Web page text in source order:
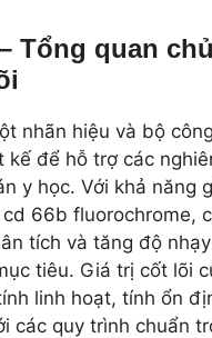
Tổng quan
nhãn hiệu và bộ
kế để hỗ trợ các
y học. Với khả năng
66b fluorochrome,
tích và tăng độ
tiêu. Giá trị cốt lõi
linh hoạt, tính ổn
các quy trình chuẩn